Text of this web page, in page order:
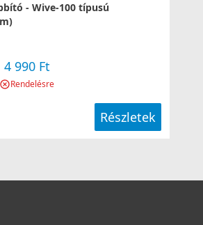
- Wive-100 típusú
4 990 Ft
Rendelésre
Részletek